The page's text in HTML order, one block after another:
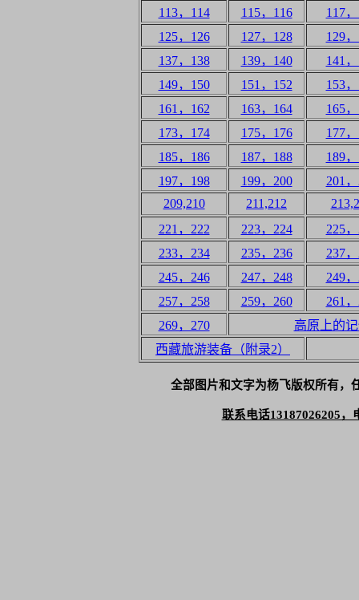
113，114
115，116
117
125，126
127，128
129
137，138
139，140
141
149，150
151，152
153
161，162
163，164
165
173，174
175，176
177
185，186
187，188
189
197，198
199，200
201
209,210
211,212
221，222
223，224
225
233，234
235，236
237
245，246
247，248
249
257，258
259，260
261
269，270
高原上的
西藏旅游装备（附录2）
全部图片和文字为杨飞版权所有，
联系电话13187026205，